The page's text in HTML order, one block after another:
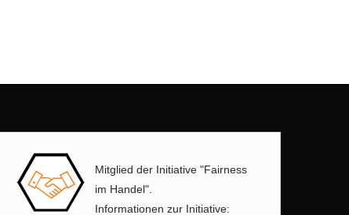
Mitglied der Initiative "Fairness
im Handel".
Informationen zur Initiative: